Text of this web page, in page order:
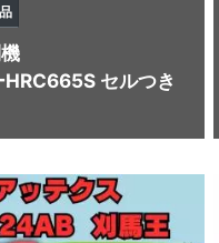
HRC665S セルつき